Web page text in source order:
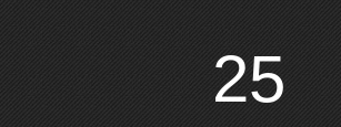
25